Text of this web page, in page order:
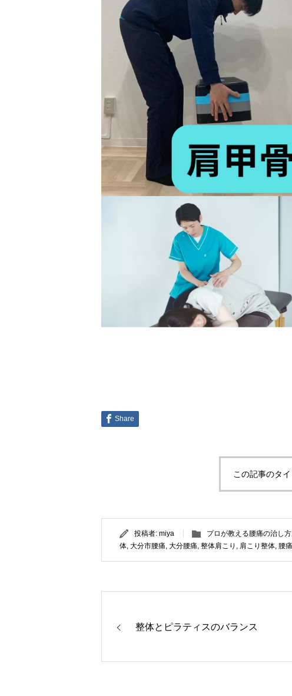
Share
この記事のタ
投稿者: miya プロが教える腰痛の治し方
体, 大分市腰痛, 大分腰痛, 整体肩こり , 肩こり整体, 腰
整体とピラティスのバランス